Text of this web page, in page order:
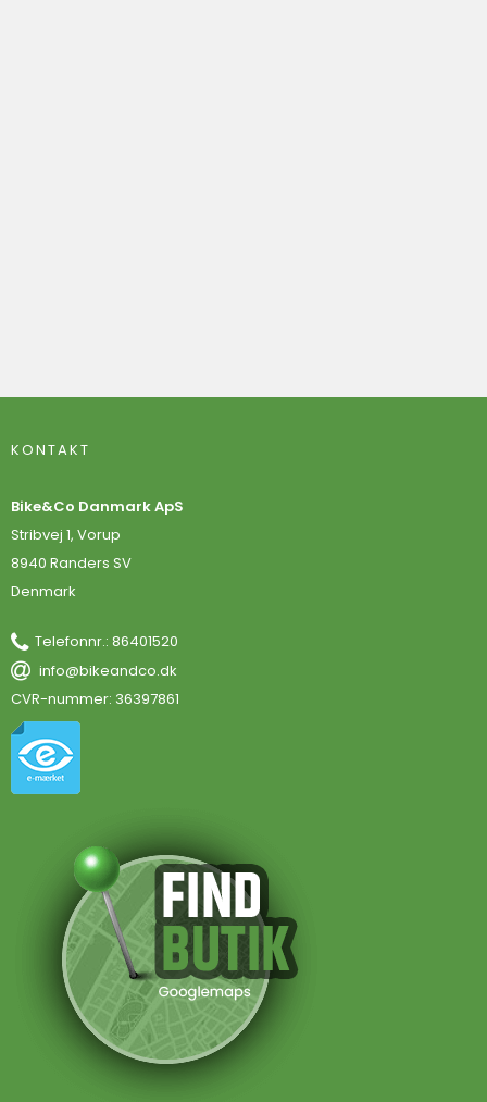
KONTAKT
Bike&Co Danmark ApS
Stribvej 1, Vorup
8940 Randers SV
Denmark
Telefonnr.: 86401520
info@bikeandco.dk
CVR-nummer: 36397861